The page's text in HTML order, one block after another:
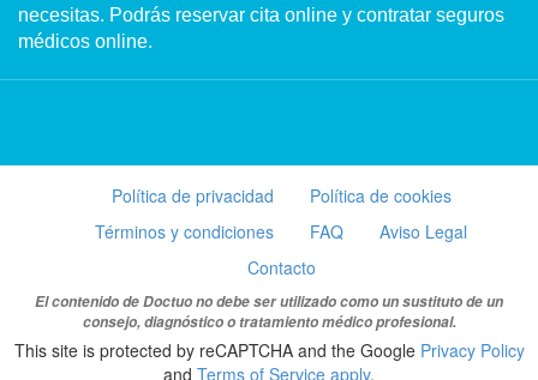
necesitas. Podrás reservar cita online y contratar seguros
médicos online.
Política de privacidad
Política de cookies
Términos y condiciones
FAQ
Aviso Legal
Contacto
El contenido de Doctuo no debe ser utilizado como un sustituto de un
consejo, diagnóstico o tratamiento médico profesional.
This site is protected by reCAPTCHA and the Google Privacy Policy
and Terms of Service apply.